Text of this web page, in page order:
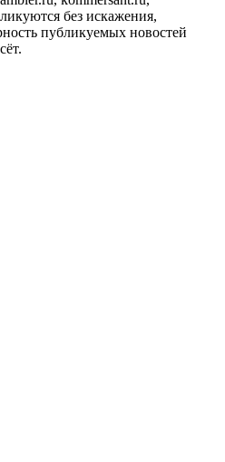
без искажения,
публикуемых новостей